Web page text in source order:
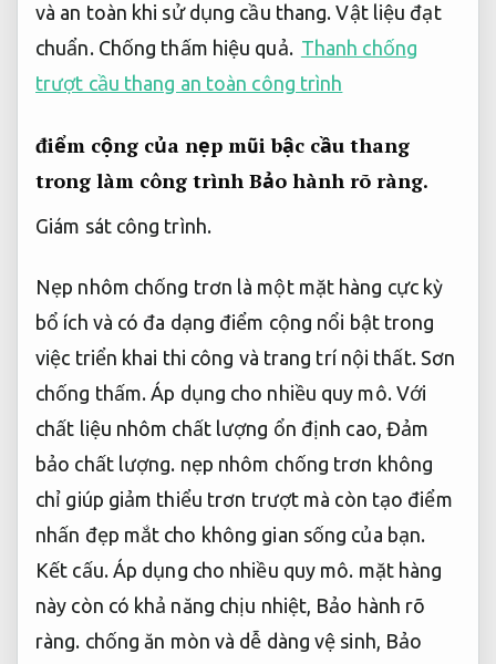
và an toàn khi sử dụng cầu thang.Vật liệu đạt
chuẩn. Chống thấm hiệu quả. Thanh chống
trượt cầu thang an toàn công trình
điểm cộng của nẹp mũi bậc cầu thang
trong làm công trình Bảo hành rõ ràng.
Giám sát công trình.
Nẹp nhôm chống trơn là một mặt hàng cực kỳ
bổ ích và có đa dạng điểm cộng nổi bật trong
việc triển khai thi công và trang trí nội thất. Sơn
chống thấm. Áp dụng cho nhiều quy mô.Với
chất liệu nhôm chất lượng ổn định cao, Đảm
bảo chất lượng. nẹp nhôm chống trơn không
chỉ giúp giảm thiểu trơn trượt mà còn tạo điểm
nhấn đẹp mắt cho không gian sống của bạn.
Kết cấu. Áp dụng cho nhiều quy mô. mặt hàng
này còn có khả năng chịu nhiệt, Bảo hành rõ
ràng. chống ăn mòn và dễ dàng vệ sinh, Bảo